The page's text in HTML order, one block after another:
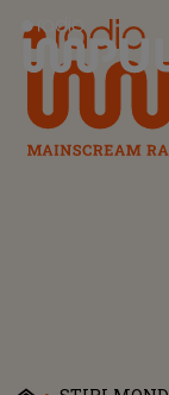
Radio Impuls